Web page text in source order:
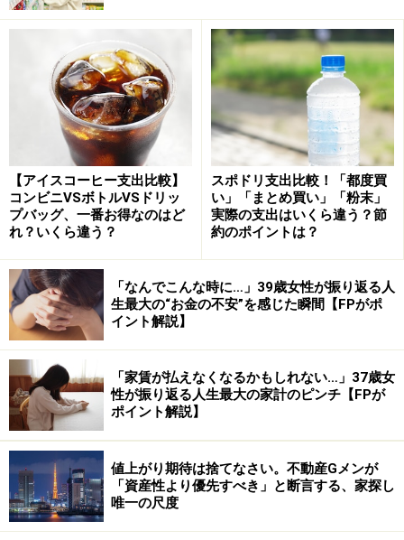
出典：財務省「国民負担率の推移」
上図より、国民負担率の推移が年々増加していることが
分かります。特に注目すべきは、「社会保障負担率（＝
年金や健康保険、介護保険などの保険料の負担割合）」
1970年度には「5.4％」だった社会保障負担率ですが、
2024年度には「18.3％」まで上昇しています。つまり、
約50年間で3倍以上に増えたことになります。
このような国民負担率の上昇は、私たちの可処分所得
（手取り）や生活のゆとりに直接影響してくると言える
でしょう。
国民負担率が増えるのはどうして？
国民負担率が高くなっている理由には、いくつかの大き
な背景があります。
まず1つ目は少子高齢化です。高齢者が増えると、年金
や医療、介護などに必要な費用も増えていきます。これ
【アイスコーヒー支出比較】
コンビニVSボトルVSドリッ
プバッグ、一番お得なのはど
れ？いくら違う？
スポドリ支出比較！「都度買
い」「まとめ買い」「粉末」
実際の支出はいくら違う？節
約のポイントは？
「なんでこんな時に…」39歳女性が振り返る人
生最大の“お金の不安”を感じた瞬間【FPがポ
イント解説】
「家賃が払えなくなるかもしれない…」37歳女
性が振り返る人生最大の家計のピンチ【FPが
ポイント解説】
値上がり期待は捨てなさい。不動産Gメンが
「資産性より優先すべき」と断言する、家探し
唯一の尺度